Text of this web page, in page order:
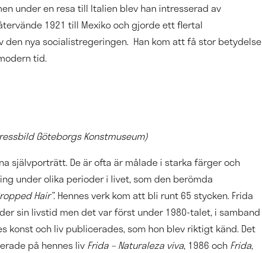
under en resa till Italien blev han intresserad av
1921 till Mexiko och gjorde ett flertal
den nya socialistregeringen. Han kom att få stor betydelse
tid.
Göteborgs Konstmuseum)
självporträtt. De är ofta är målade i starka färger och
under olika perioder i livet, som den berömda
Hair”. Hennes verk kom att bli runt 65 stycken. Frida
sin livstid men det var först under 1980-talet, i samband
konst och liv publicerades, som hon blev riktigt känd. Det
på hennes livFrida – Naturaleza viva, 1986 och Frida,